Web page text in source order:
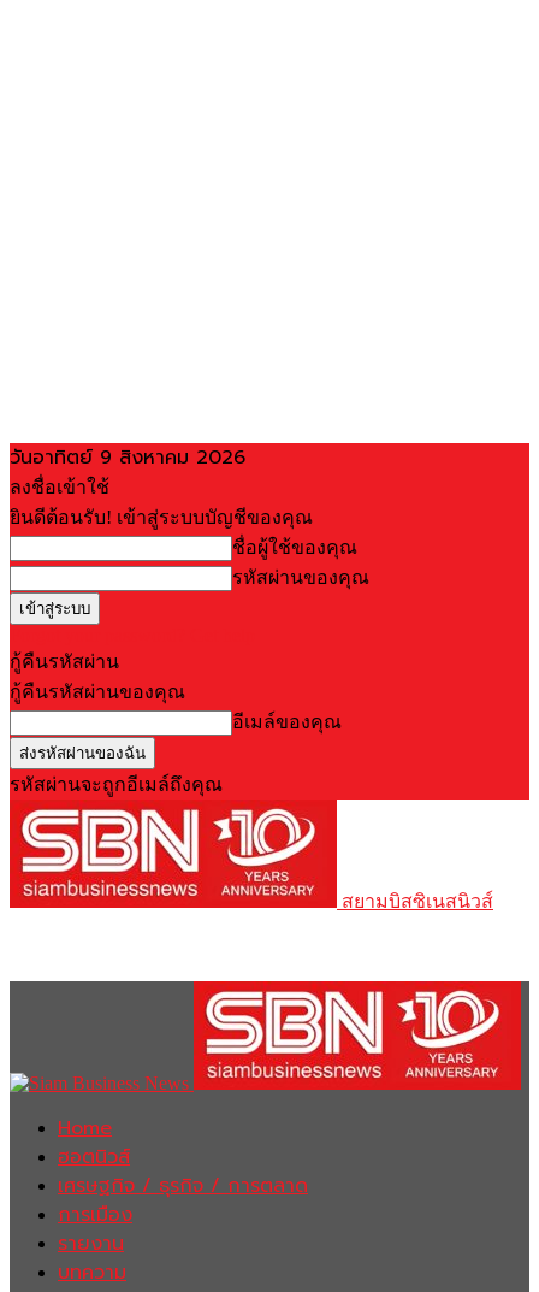
วันอาทิตย์ 9 สิงหาคม 2026
ลงชื่อเข้าใช้
ยินดีต้อนรับ! เข้าสู่ระบบบัญชีของคุณ
ชื่อผู้ใช้ของคุณ
รหัสผ่านของคุณ
กู้คืนรหัสผ่าน
กู้คืนรหัสผ่านของคุณ
อีเมล์ของคุณ
รหัสผ่านจะถูกอีเมล์ถึงคุณ
สยามบิสซิเนสนิวส์
Home
ฮอตนิวส์
เศรษฐกิจ / ธุรกิจ / การตลาด
การเมือง
รายงาน
บทความ